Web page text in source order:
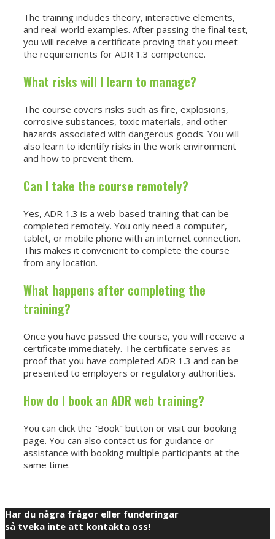
The training includes theory, interactive elements,
and real-world examples. After passing the final test,
you will receive a certificate proving that you meet
the requirements for ADR 1.3 competence.
What risks will I learn to manage?
The course covers risks such as fire, explosions,
corrosive substances, toxic materials, and other
hazards associated with dangerous goods. You will
also learn to identify risks in the work environment
and how to prevent them.
Can I take the course remotely?
Yes, ADR 1.3 is a web-based training that can be
completed remotely. You only need a computer,
tablet, or mobile phone with an internet connection.
This makes it convenient to complete the course
from any location.
What happens after completing the
training?
Once you have passed the course, you will receive a
certificate immediately. The certificate serves as
proof that you have completed ADR 1.3 and can be
presented to employers or regulatory authorities.
How do I book an ADR web training?
You can click the "Book" button or visit our booking
page. You can also contact us for guidance or
assistance with booking multiple participants at the
same time.
Har du några frågor eller funderingar
så tveka inte att kontakta oss!